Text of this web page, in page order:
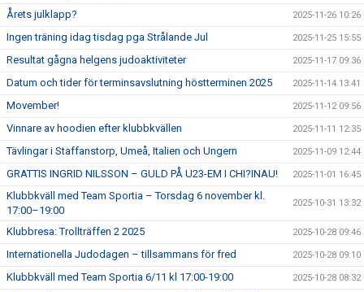
Årets julklapp? 2025-11-26 10:26
Ingen träning idag tisdag pga Strålande Jul 2025-11-25 15:55
Resultat gågna helgens judoaktiviteter 2025-11-17 09:36
Datum och tider för terminsavslutning höstterminen 2025 2025-11-14 13:41
Movember! 2025-11-12 09:56
Vinnare av hoodien efter klubbkvällen 2025-11-11 12:35
Tävlingar i Staffanstorp, Umeå, Italien och Ungern 2025-11-09 12:44
GRATTIS INGRID NILSSON – GULD PÅ U23-EM I CHI?INAU! 2025-11-01 16:45
Klubbkväll med Team Sportia – Torsdag 6 november kl.
17:00–19:00
2025-10-31 13:32
Klubbresa: Trollträffen 2 2025 2025-10-28 09:46
Internationella Judodagen – tillsammans för fred 2025-10-28 09:10
Klubbkväll med Team Sportia 6/11 kl 17:00-19:00 2025-10-28 08:32